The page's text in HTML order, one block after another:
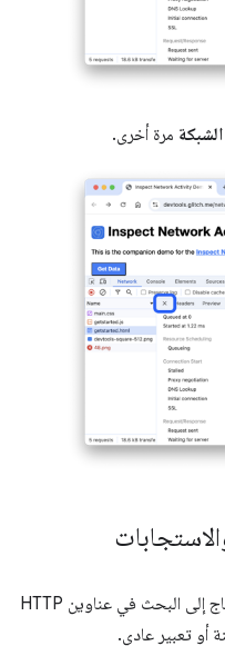
مرة أخرى.
عندما تحتاج إلى البحث في عناوين HTTP
أو تعبير عادي.